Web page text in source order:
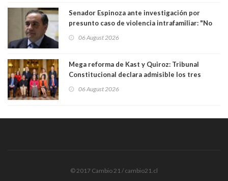
Senador Espinoza ante investigación por
presunto caso de violencia intrafamiliar: "No
antecedentes a Tribunal Supremo
06 August 2026
Mega reforma de Kast y Quiroz: Tribunal
Constitucional declara admisible los tres
06 August 2026
© 2017 Cambio 21 / cambio21.cl